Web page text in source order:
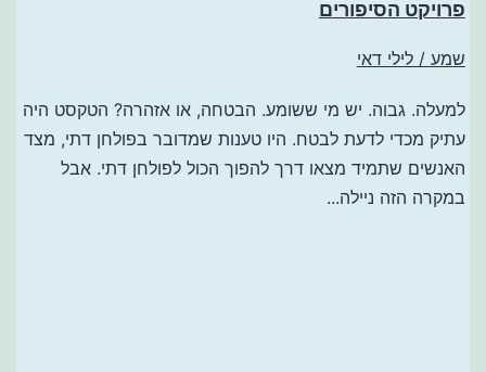
פרויקט הסיפורים
שמע / לילי דאי
למעלה. גבוה. יש מי ששומע. הבטחה, או אזהרה? הטקסט היה
עתיק מכדי לדעת לבטח. היו טענות שמדובר בפולחן דתי, מצד
האנשים שתמיד מצאו דרך להפוך הכול לפולחן דתי. אבל
במקרה הזה ניילה...